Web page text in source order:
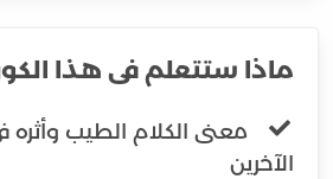
ماذا ستتعلم فى هذا
معنى الكلام الطيب
الآخرين